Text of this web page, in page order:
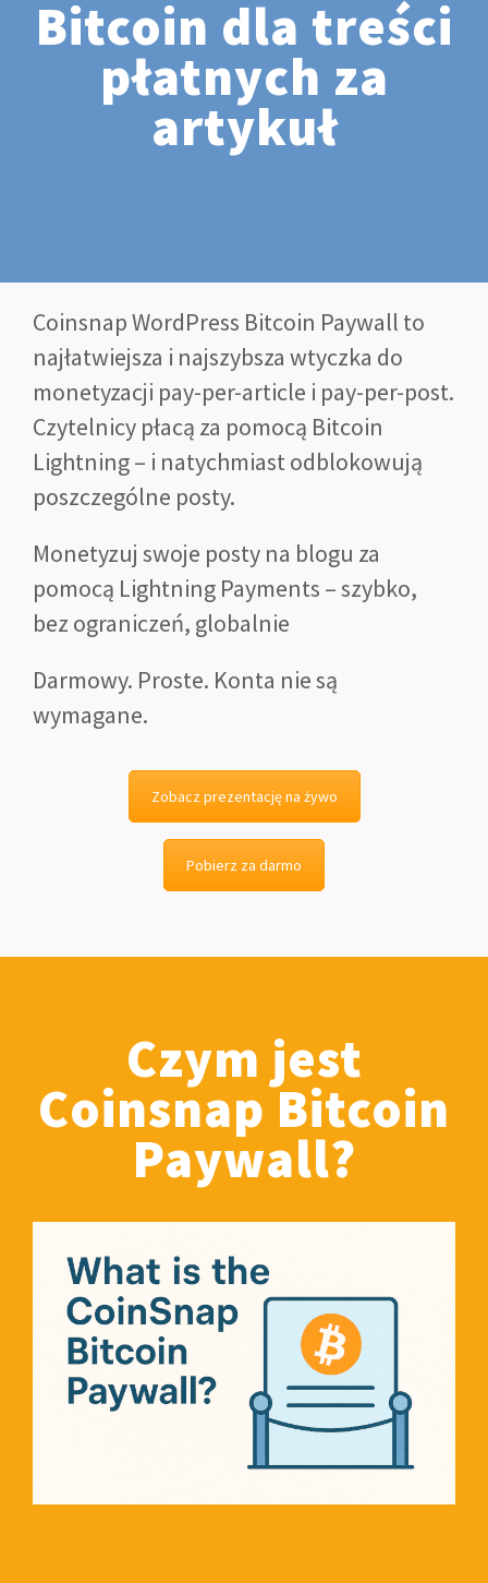
Bitcoin dla treści
płatnych za
artykuł
Coinsnap WordPress Bitcoin Paywall to
najłatwiejsza i najszybsza wtyczka do
monetyzacji pay-per-article i pay-per-post.
Czytelnicy płacą za pomocą Bitcoin
Lightning – i natychmiast odblokowują
poszczególne posty.
Monetyzuj swoje posty na blogu za
pomocą Lightning Payments – szybko,
bez ograniczeń, globalnie
Darmowy. Proste. Konta nie są
wymagane.
Zobacz prezentację na żywo
Pobierz za darmo
Czym jest
Coinsnap Bitcoin
Paywall?